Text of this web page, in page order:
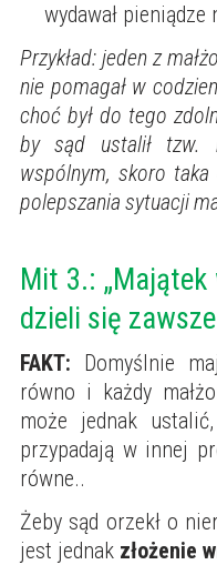
wydawał
Przykład: jeden z
nie pomagał w
choć był do tego
by sąd ustalił tzw.
wspólnym, skoro
polepszania sytuacji
Mit 3.:
dzieli się
FAKT: Domyślnie
równo i każdy
może jednak
przypadają w innej
równe..
Żeby sąd orzekł o
jest jednak złożenie